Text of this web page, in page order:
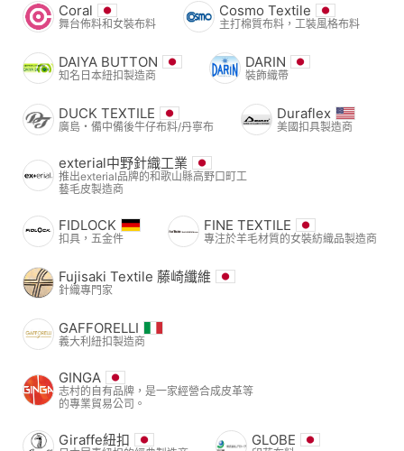
Coral
舞台佈料和女裝布料
Cosmo Textile
主打棉質布料，工裝風格布料
DAIYA BUTTON
知名日本紐扣製造商
DARIN
裝飾織帶
DUCK TEXTILE
廣島・備中備後牛仔布料/丹寧布
Duraflex
美國扣具製造商
exterial中野針織工業
推出exterial品牌的和歌山縣高野口町工
藝毛皮製造商
FIDLOCK
扣具，五金件
FINE TEXTILE
專注於羊毛材質的女裝紡織品製造商
Fujisaki Textile 藤崎纖維
針織專門家
GAFFORELLI
義大利紐扣製造商
GINGA
志村的自有品牌，是一家經營合成皮革等
的專業貿易公司。
Giraffe紐扣 GLOBE